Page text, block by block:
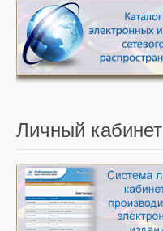
Личный кабинет